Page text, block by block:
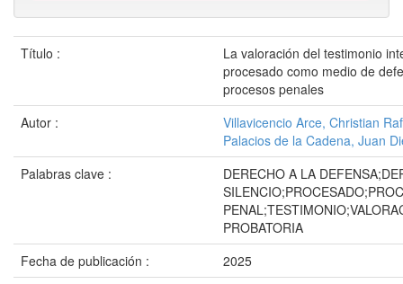
Título :
La valoración del testimonio
procesado como medio de
procesos penales
Autor :
Villavicencio Arce, Christian
Palacios de la Cadena, Juan
Palabras clave :
DERECHO A LA
PROBATORIA
Fecha de publicación :
2025